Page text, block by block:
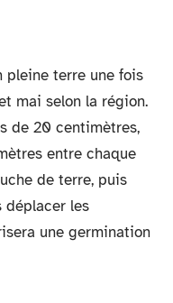
pleine terre une fois
mai selon la région.
de 20 centimètres,
entre chaque
de terre, puis
déplacer les
une germination